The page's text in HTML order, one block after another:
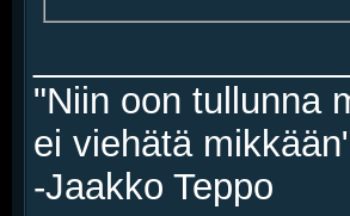
"Niin oon tullunna
ei viehätä
-Jaakko Teppo